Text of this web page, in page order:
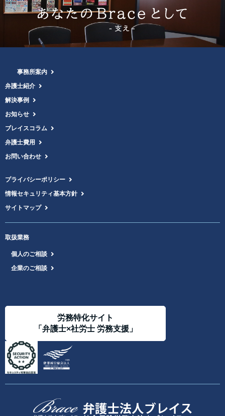
事務所案内
弁護士紹介
解決事例
お知らせ
ブレイスコラム
弁護士費用
お問い合わせ
プライバシーポリシー
情報セキュリティ基本方針
サイトマップ
取扱業務
個人のご相談
企業のご相談
労務特化サイト
「弁護士×社労士 労務支援」